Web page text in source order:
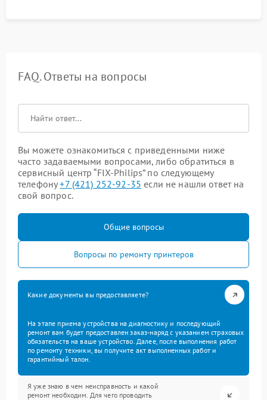
FAQ. Ответы на вопросы
Вы можете ознакомиться с приведенными ниже
часто задаваемыми вопросами, либо обратиться в
сервисный центр “FIX-Philips” по следующему
телефону+7 (421) 252-92-35 если не нашли ответ на
свой вопрос.
Общие вопросы
Вопросы по ремонту принтеров
Какие документы вы предоставляете?
На этапе приема устройства на диагностику и последующий
ремонт вам будет предоставлен заказ-наряд с указанием страховых
обязательств на ваше устройство. Далее, после выполнения работ
по ремонту техники, вы получите акт выполненных работ и
гарантийный талон.
Я уже знаю в чем неисправность и какой
ремонт необходим. Для чего проводить